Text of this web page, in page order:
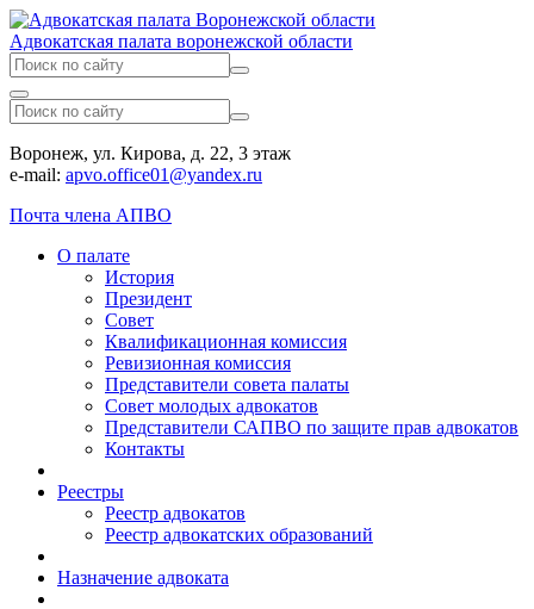
Адвокатская палата воронежской области
Воронеж, ул. Кирова, д. 22, 3 этаж
e-mail: apvo.office01@yandex.ru
Почта члена АПВО
О палате
История
Президент
Совет
Квалификационная комиссия
Ревизионная комиссия
Представители совета палаты
Совет молодых адвокатов
Представители САПВО по защите прав адвокатов
Контакты
Реестры
Реестр адвокатов
Реестр адвокатских образований
Назначение адвоката